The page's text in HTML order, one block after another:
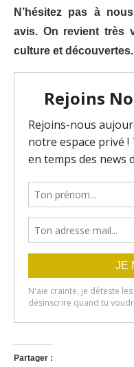
N’hésitez pas à
avis. On revient très
culture et découvertes.
Partager :